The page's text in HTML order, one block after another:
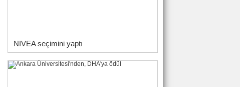
NIVEA seçimini yaptı